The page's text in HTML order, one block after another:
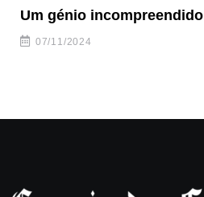
Um génio incompreendido
07/11/2024